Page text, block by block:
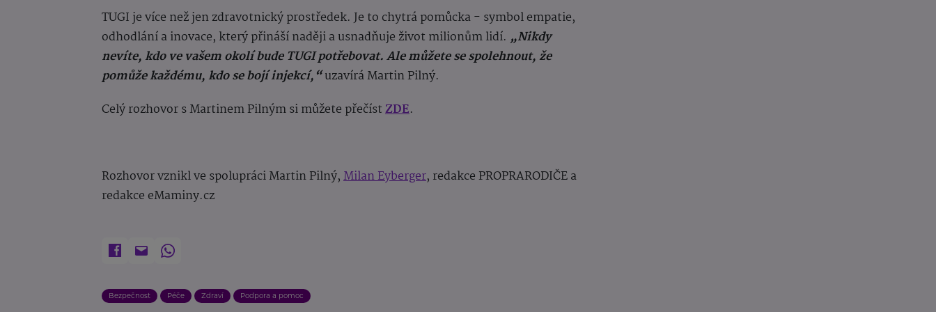
TUGI je více než jen zdravotnický prostředek. Je to chytrá pomůcka - symbol empatie,
odhodlání a inovace, který přináší naději a usnadňuje život milionům lidí. „Nikdy
nevíte, kdo ve vašem okolí bude TUGI potřebovat. Ale můžete se spolehnout, že
pomůže každému, kdo se bojí injekcí,“uzavírá Martin Pilný.
Celý rozhovor s Martinem Pilným si můžete přečístZDE.
Rozhovor vznikl ve spolupráci Martin Pilný,Milan Eyberger, redakce PROPRARODIČE a
redakce eMaminy.cz
Bezpečnost Péče Zdraví Podpora a pomoc